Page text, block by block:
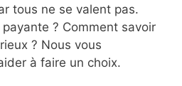
tous ne se valent pas.
? Comment savoir
? Nous vous
à faire un choix.